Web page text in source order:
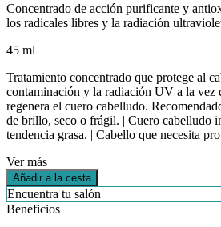
Concentrado de acción purificante y
los radicales libres y la radiación
45 ml
Tratamiento concentrado que protege al
contaminación y la radiación UV a la vez
regenera el cuero cabelludo.
de brillo, seco o frágil. | Cuero cabelludo
tendencia grasa. | Cabello que necesita
Ver más
Añadir a la cesta
Encuentra tu salón
Beneficios